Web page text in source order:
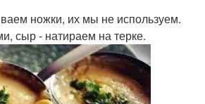
ножки, их мы не используем.
сыр - натираем на терке.